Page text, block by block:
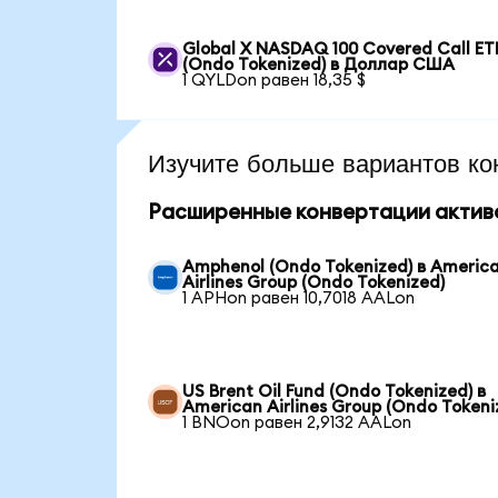
Global X NASDAQ 100 Covered Call
(Ondo Tokenized) в Доллар США
1 QYLDon равен 18,35 $
Изучите больше вариантов
Расширенные конвертации
Amphenol (Ondo Tokenized) в
Airlines Group (Ondo Tokenized)
1 APHon равен 10,7018 AALon
US Brent Oil Fund (Ondo Tokenized) в
American Airlines Group (Ondo
1 BNOon равен 2,9132 AALon